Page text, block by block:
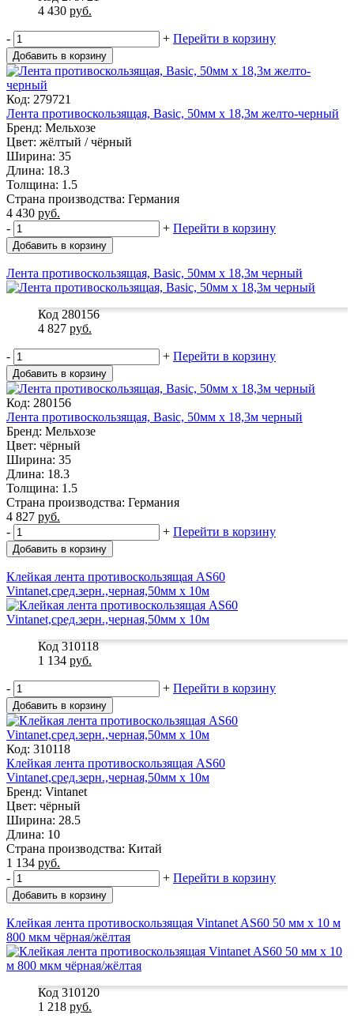
4 430 руб.
- + Перейти в корзину
Добавить в корзину
Код: 279721
Лента противоскользящая, Basic, 50мм х 18,3м желто-черный
Бренд: Мельхозе
Цвет: жёлтый / чёрный
Ширина: 35
Длина: 18.3
Толщина: 1.5
Страна производства: Германия
4 430 руб.
-
+ Перейти в корзину
Добавить в корзину
Лента противоскользящая, Basic, 50мм х 18,3м черный
Код 280156
4 827 руб.
- + Перейти в корзину
Добавить в корзину
Код: 280156
Лента противоскользящая, Basic, 50мм х 18,3м черный
Бренд: Мельхозе
Цвет: чёрный
Ширина: 35
Длина: 18.3
Толщина: 1.5
Страна производства: Германия
4 827 руб.
-
+ Перейти в корзину
Добавить в корзину
Клейкая лента противоскользящая AS60
Vintanet,сред.зерн.,черная,50мм х 10м
Код 310118
1 134 руб.
- + Перейти в корзину
Добавить в корзину
Код: 310118
Клейкая лента противоскользящая AS60
Vintanet,сред.зерн.,черная,50мм х 10м
Бренд: Vintanet
Цвет: чёрный
Ширина: 28.5
Длина: 10
Страна производства: Китай
1 134 руб.
-
+ Перейти в корзину
Добавить в корзину
Клейкая лента противоскользящая Vintanet AS60 50 мм x 10 м
800 мкм чёрная/жёлтая
Код 310120
1 218 руб.